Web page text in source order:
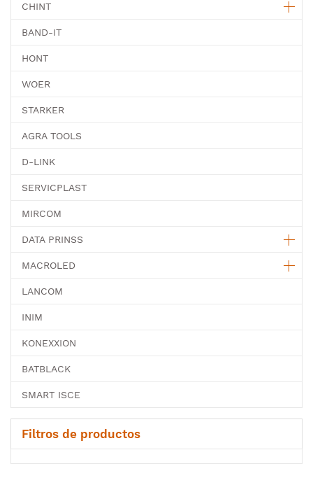
CHINT
BAND-IT
HONT
WOER
STARKER
AGRA TOOLS
D-LINK
SERVICPLAST
MIRCOM
DATA PRINSS
MACROLED
LANCOM
INIM
KONEXXION
BATBLACK
SMART ISCE
Filtros de productos